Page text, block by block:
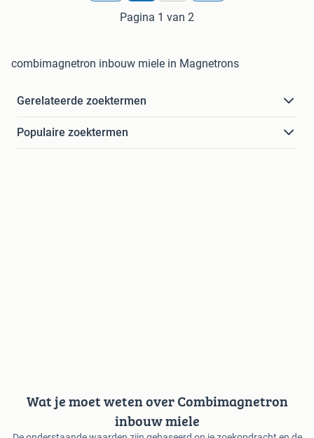
Pagina 1 van 2
combimagnetron inbouw miele in Magnetrons
Gerelateerde zoektermen
Populaire zoektermen
Wat je moet weten over Combimagnetron
inbouw miele